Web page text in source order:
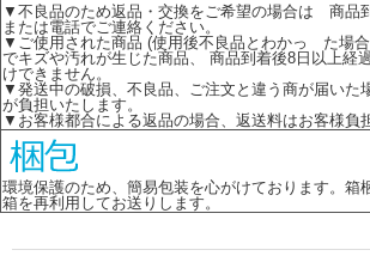
▼不良品のため返品・交換をご希望の場合は 商品
または電話でご連絡ください。
▼ご使用された商品 (使用後不良品とわかっ た場
でキズや汚れが生じた商品、 商品到着後8日以上経
けできません。
▼発送中の破損、不良品、ご注文と違う商が届いた
が負担いたします。
▼お客様都合による返品の場合、返送料はお客様負
環境保護のため、簡易包装を心がけております。箱
箱を再利用してお送りします。